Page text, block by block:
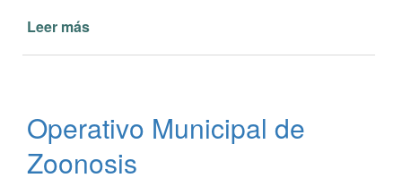
Leer más
Operativo Municipal de
Zoonosis